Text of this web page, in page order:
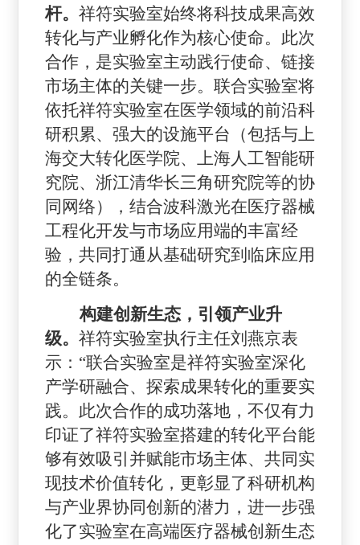
杆。 祥符实验室始终将科技成果高效
转化与产业孵化作为核心使命。 此次
合作，是实验室主动践行使命、链接
市场主体的关键一步。联合实验室将
依托祥符实验室在医学领域的前沿科
研积累、强大的设施平台（包括与上
海交大转化医学院、上海人工智能研
究院、浙江清华长三角研究院等的协
同网络），结合波科激光在医疗器械
工程化开发与市场应用端的丰富经
验，共同打通 从基础研究到临床应用
的全链条。
构建创新生态，引领产业升
级。 祥符实验室执行主任刘燕京表
示： “联合实验室是祥符实验室深化
产学研融合、探索成果转化的重要实
践。此次合作的成功落地，不仅有力
印证了祥符实验室搭建的转化平台能
够有效吸引并赋能市场主体、共同实
现技术价值转化，更彰显了科研机构
与产业界协同创新的潜力，进一步强
化了实验室在高端医疗器械创新生态